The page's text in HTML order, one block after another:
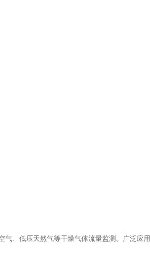
、低压天然气等干燥气体流量监测。广泛应